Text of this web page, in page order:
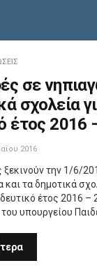
σε
σχολεία
έτος 2016
2016
ξεκινούν την 1/6/
και τα δημοτικά
έτος 2016
υπουργείου